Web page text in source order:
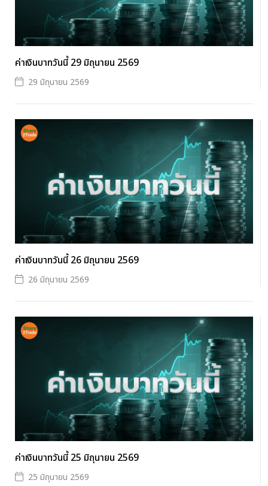
ค่าเงินบาทวันนี้ 29 มิถุนายน 2569
29 มิถุนายน 2569
ค่าเงินบาทวันนี้ 26 มิถุนายน 2569
26 มิถุนายน 2569
ค่าเงินบาทวันนี้ 25 มิถุนายน 2569
25 มิถุนายน 2569